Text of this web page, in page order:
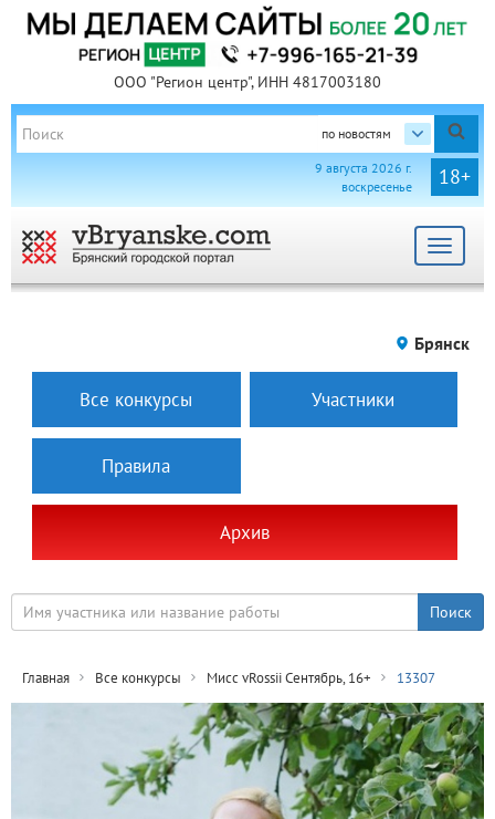
ООО "Регион центр", ИНН 4817003180
по новостям
18+
9 августа 2026 г.
воскресенье
Toggle
Брянск
Все конкурсы Участники
Правила
Архив
Главная Все конкурсы Мисс vRossii Сентябрь, 16+ 13307